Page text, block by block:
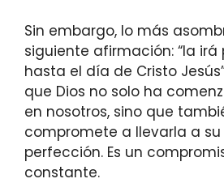
Sin embargo, lo más
siguiente afirmación: “la
hasta el día de Cristo
que Dios no solo ha
en nosotros, sino que
compromete a llevarla a su
perfección. Es un
constante.